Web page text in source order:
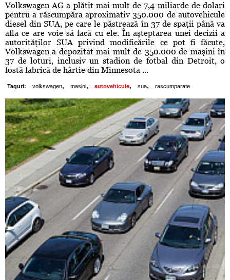
Volkswagen AG a plătit mai mult de 7,4 miliarde de dolari
pentru a răscumpăra aproximativ 350.000 de autovehicule
diesel din SUA, pe care le păstrează în 37 de spaţii până va
afla ce are voie să facă cu ele. În aşteptarea unei decizii a
autorităţilor SUA privind modificările ce pot fi făcute,
Volkswagen a depozitat mai mult de 350.000 de maşini în
37 de loturi, inclusiv un stadion de fotbal din Detroit, o
fostă fabrică de hârtie din Minnesota ...
Taguri: volkswagen, masini, autovehicule, sua, rascumparate